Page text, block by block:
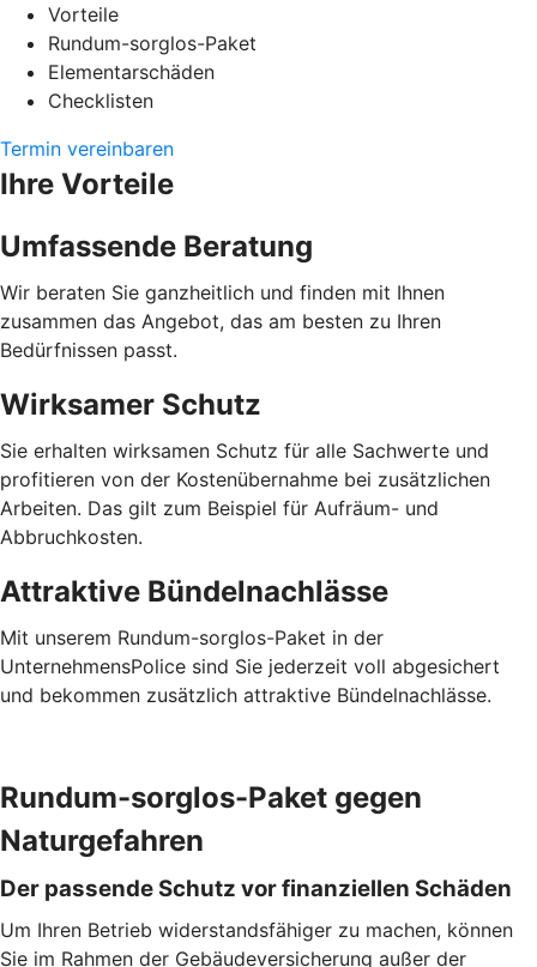
Vorteile
Rundum-sorglos-Paket
Elementarschäden
Checklisten
Termin vereinbaren
Ihre Vorteile
Umfassende Beratung
Wir beraten Sie ganzheitlich und finden mit Ihnen
zusammen das Angebot, das am besten zu Ihren
Bedürfnissen passt.
Wirksamer Schutz
Sie erhalten wirksamen Schutz für alle Sachwerte und
profitieren von der Kostenübernahme bei zusätzlichen
Arbeiten. Das gilt zum Beispiel für Aufräum- und
Abbruchkosten.
Attraktive Bündelnachlässe
Mit unserem Rundum-sorglos-Paket in der
UnternehmensPolice sind Sie jederzeit voll abgesichert
und bekommen zusätzlich attraktive Bündelnachlässe.
Rundum-sorglos-Paket gegen
Naturgefahren
Der passende Schutz vor finanziellen Schäden
Um Ihren Betrieb widerstandsfähiger zu machen, können
Sie im Rahmen der Gebäudeversicherung außer der